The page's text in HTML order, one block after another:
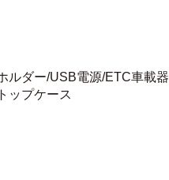
ルダー/USB電源/ETC車載器
ップケース